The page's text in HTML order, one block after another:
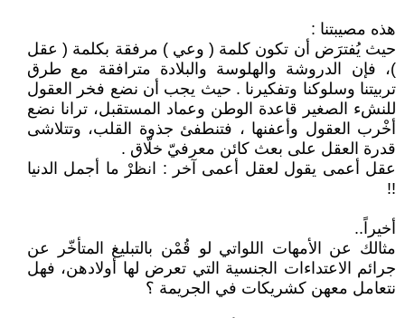
هذه مصيبتنا :
حيث يُفترَض أن تكون كلمة ( وعي ) مرفقة بكلمة ( عقل
)، فإن الدروشة والهلوسة والبلادة مترافقة مع طرق
تربيتنا وسلوكنا وتفكيرنا . حيث يجب أن نضع فخر العقول
للنشء الصغير قاعدة الوطن وعماد المستقبل، ترانا نضع
أخْرب العقول وأعفنها ، فتنطفئ جذوة القلب، وتتلاشى
قدرة العقل على بعث كائن معرفيّ خلّاق .
عقل أعمى يقول لعقل أعمى آخر : انظرْ ما أجمل الدنيا
!!
أخيراً..
مثالك عن الأمهات اللواتي لو قُمْن بالتبليغ المتأخّر عن
جرائم الاعتداءات الجنسية التي تعرض لها أولادهن، فهل
نتعامل معهن كشريكات في الجريمة ؟